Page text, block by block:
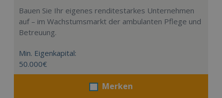
Bauen Sie Ihr eigenes renditestarkes Unternehmen
auf – im Wachstumsmarkt der ambulanten Pflege und
Betreuung.
Min. Eigenkapital:
50.000€
Merken